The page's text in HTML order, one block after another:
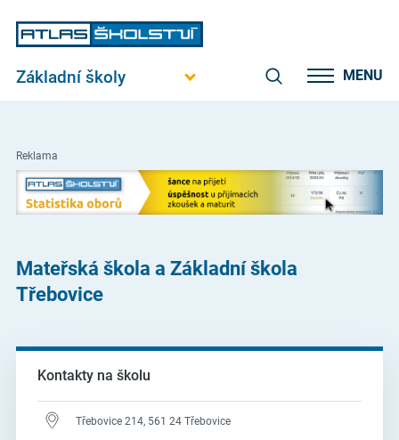
Základní školy MENU
Reklama
Mateřská škola a Základní škola
Třebovice
Kontakty na školu
Třebovice 214, 561 24 Třebovice